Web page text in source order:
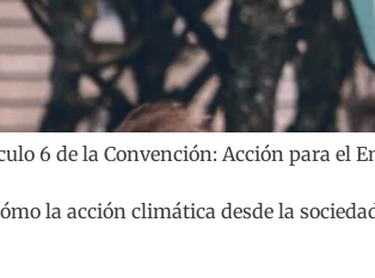
6 de la Convención: Acción para el
la acción climática desde la